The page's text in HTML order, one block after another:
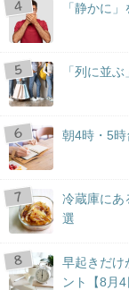
「静かに
「列に並
朝4時・5
冷蔵庫にあ
選
早起きだけ
ント【8月4